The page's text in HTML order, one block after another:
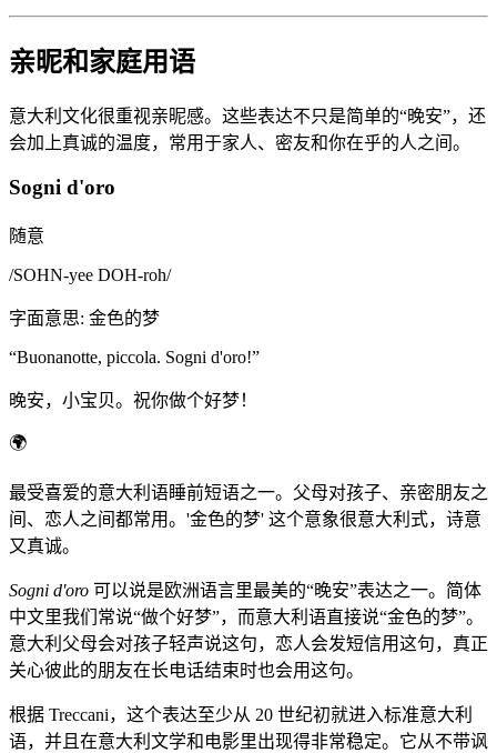
亲昵和家庭用语
意大利文化很重视亲昵感。这些表达不只是简单的“晚安”，还
会加上真诚的温度，常用于家人、密友和你在乎的人之间。
Sogni d'oro
随意
/SOHN-yee DOH-roh/
字面意思: 金色的梦
“Buonanotte, piccola. Sogni d'oro!”
晚安，小宝贝。祝你做个好梦！
🌍
最受喜爱的意大利语睡前短语之一。父母对孩子、亲密朋友之
间、恋人之间都常用。'金色的梦' 这个意象很意大利式，诗意
又真诚。
Sogni d'oro 可以说是欧洲语言里最美的“晚安”表达之一。简体
中文里我们常说“做个好梦”，而意大利语直接说“金色的梦”。
意大利父母会对孩子轻声说这句，恋人会发短信用这句，真正
关心彼此的朋友在长电话结束时也会用这句。
根据 Treccani，这个表达至少从 20 世纪初就进入标准意大利
语，并且在意大利文学和电影里出现得非常稳定。它从不带讽